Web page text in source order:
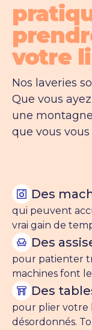
votre
Nos laveries
Que vous
une
que vous
Des
qui peuvent
vrai gain de
Des
pour patienter
machines font
Des
pour plier votre
désordonnés.